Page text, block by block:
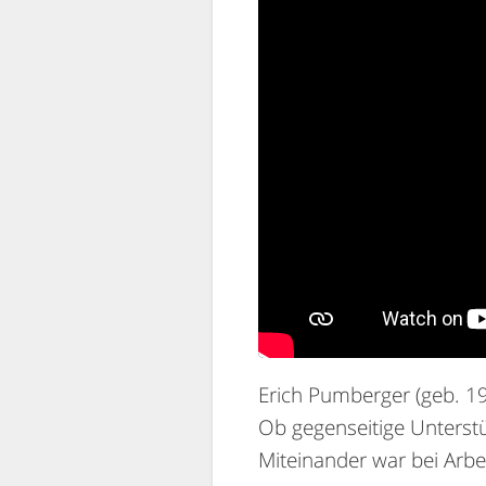
Erich Pumberger (geb.
Ob gegenseitige
Miteinander war bei